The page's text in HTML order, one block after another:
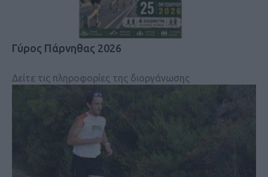
Γύρος Πάρνηθας 2026
Δείτε τις πληροφορίες της διοργάνωσης